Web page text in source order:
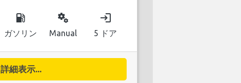
local_gas_station
ガソリン
miscellaneous_services
Manual
login
5 ドア
詳細表示...